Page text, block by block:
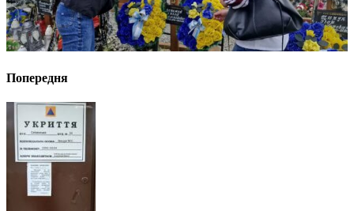
Попередня